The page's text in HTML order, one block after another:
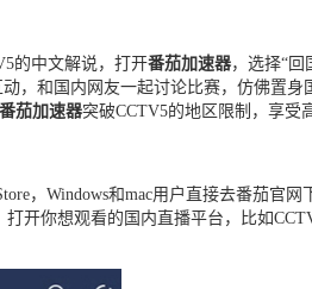
的中文解说，打开番茄加速器，选择“回
，和国内网友一起讨论比赛，仿佛置身
番茄加速器突破CCTV5的地区限制，享受
，Windows和mac用户直接去番茄官网
开你想观看的国内直播平台，比如